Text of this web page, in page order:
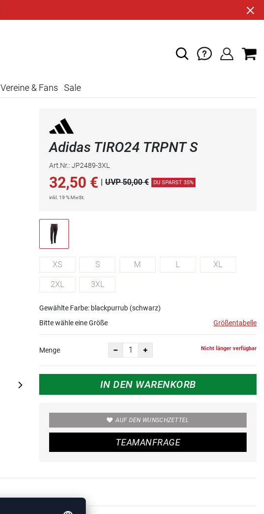
Vereine & Fans Sale
Adidas TIRO24 TRPNT S
Art.Nr.: JP2489-3XL
32,50 € | UVP 50,00 € DU SPARST 35%
inkl. 19 % MwSt.
XS S M L XL
2XL 3XL
Gewählte Farbe: blackpurrub (schwarz)
Bitte wähle eine Größe
Größentabelle
Menge Nicht länger verfügbar
IN DEN WARENKORB
AUF DEN WUNSCHZETTEL
TEAMANFRAGE